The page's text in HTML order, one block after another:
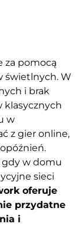
za pomocą
świetlnych. W
i brak
klasycznych
w
z gier online,
gdy w domu
sieci
oferuje
przydatne
i